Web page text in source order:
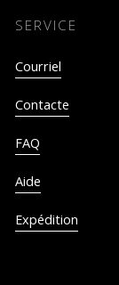
SERVICE
Courriel
Contacte
FAQ
Aide
Expédition